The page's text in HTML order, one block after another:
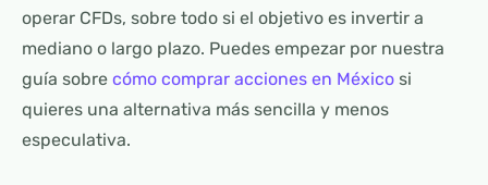
operar CFDs, sobre todo si el objetivo es invertir a
mediano o largo plazo. Puedes empezar por nuestra
guía sobre cómo comprar acciones en México si
quieres una alternativa más sencilla y menos
especulativa.